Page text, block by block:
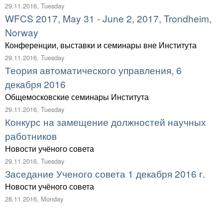
29.11.2016, Tuesday
WFCS 2017, May 31 - June 2, 2017, Trondheim,
Norway
Конференции, выставки и семинары вне Института
29.11.2016, Tuesday
Теория автоматического управления, 6
декабря 2016
Общемосковские семинары Института
29.11.2016, Tuesday
Конкурс на замещение должностей научных
работников
Новости учёного совета
29.11.2016, Tuesday
Заседание Ученого совета 1 декабря 2016 г.
Новости учёного совета
28.11.2016, Monday